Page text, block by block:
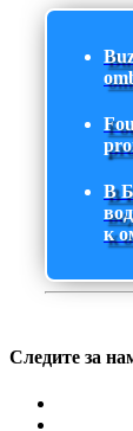
В
к
Следите за